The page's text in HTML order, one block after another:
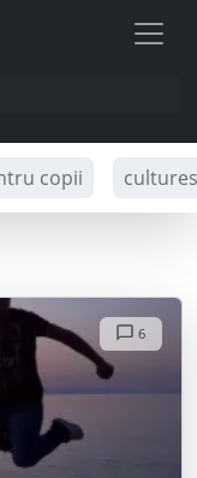
copii
6